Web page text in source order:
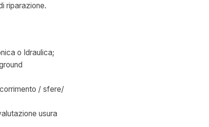
riparazione.
o Idraulica;
/ sfere/
usura